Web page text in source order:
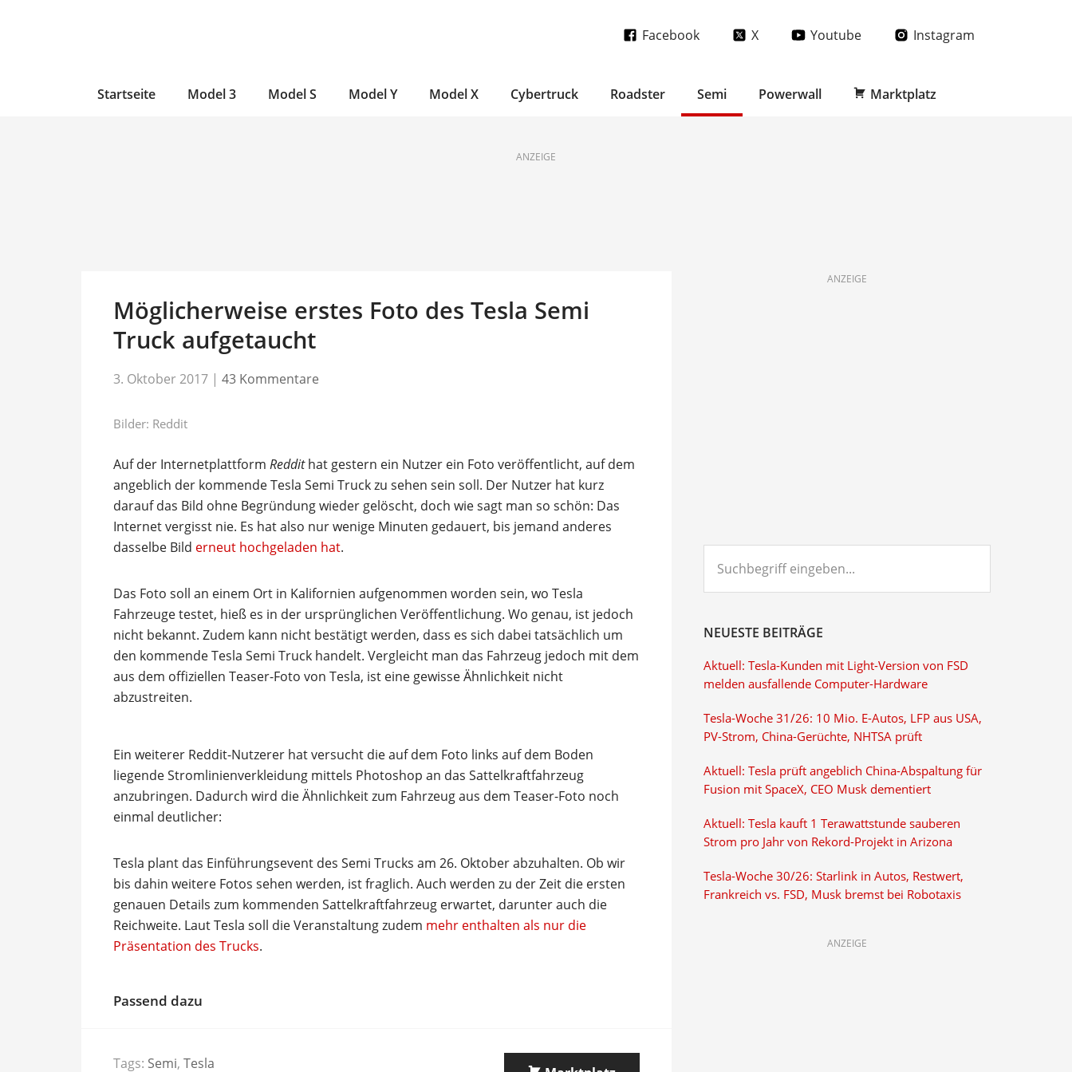
Facebook X Youtube Instagram
Startseite Model 3 Model S Model Y Model X Cybertruck Roadster Semi Powerwall Marktplatz
ANZEIGE
Möglicherweise erstes Foto des Tesla Semi
Truck aufgetaucht
3. Oktober 2017 | 43 Kommentare
Bilder: Reddit
Auf der Internetplattform Reddithat gestern ein Nutzer ein Foto veröffentlicht, auf dem
angeblich der kommende Tesla Semi Truck zu sehen sein soll. Der Nutzer hat kurz
darauf das Bild ohne Begründung wieder gelöscht, doch wie sagt man so schön: Das
Internet vergisst nie. Es hat also nur wenige Minuten gedauert, bis jemand anderes
dasselbe Bild erneut hochgeladen hat.
Das Foto soll an einem Ort in Kalifornien aufgenommen worden sein, wo Tesla
Fahrzeuge testet, hieß es in der ursprünglichen Veröffentlichung. Wo genau, ist jedoch
nicht bekannt. Zudem kann nicht bestätigt werden, dass es sich dabei tatsächlich um
den kommende Tesla Semi Truck handelt. Vergleicht man das Fahrzeug jedoch mit dem
aus dem offiziellen Teaser-Foto von Tesla, ist eine gewisse Ähnlichkeit nicht
abzustreiten.
Ein weiterer Reddit-Nutzerer hat versucht die auf dem Foto links auf dem Boden
liegende Stromlinienverkleidung mittels Photoshop an das Sattelkraftfahrzeug
anzubringen. Dadurch wird die Ähnlichkeit zum Fahrzeug aus dem Teaser-Foto noch
einmal deutlicher:
Tesla plant das Einführungsevent des Semi Trucks am 26. Oktober abzuhalten. Ob wir
bis dahin weitere Fotos sehen werden, ist fraglich. Auch werden zu der Zeit die ersten
genauen Details zum kommenden Sattelkraftfahrzeug erwartet, darunter auch die
Reichweite. Laut Tesla soll die Veranstaltung zudem mehr enthalten als nur die
Präsentation des Trucks.
Passend dazu
Tags: Semi, Tesla
ANZEIGE
eingeben...
NEUESTE BEITRÄGE
Aktuell: Tesla-Kunden mit Light-Version von FSD
melden ausfallende Computer-Hardware
Tesla-Woche 31/26: 10 Mio. E-Autos, LFP aus USA,
PV-Strom, China-Gerüchte, NHTSA prüft
Aktuell: Tesla prüft angeblich China-Abspaltung für
Fusion mit SpaceX, CEO Musk dementiert
Aktuell: Tesla kauft 1 Terawattstunde sauberen
Strom pro Jahr von Rekord-Projekt in Arizona
Tesla-Woche 30/26: Starlink in Autos, Restwert,
Frankreich vs. FSD, Musk bremst bei Robotaxis
ANZEIGE